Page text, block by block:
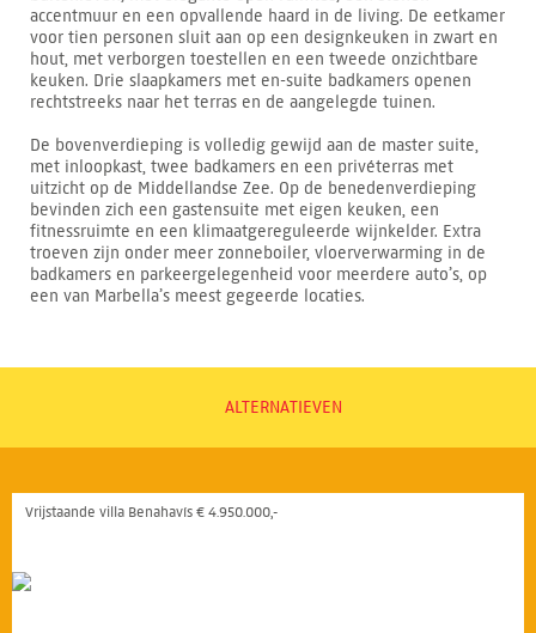
accentmuur en een opvallende haard in de living. De eetkamer
voor tien personen sluit aan op een designkeuken in zwart en
hout, met verborgen toestellen en een tweede onzichtbare
keuken. Drie slaapkamers met en-suite badkamers openen
rechtstreeks naar het terras en de aangelegde tuinen.
De bovenverdieping is volledig gewijd aan de master suite,
met inloopkast, twee badkamers en een privéterras met
uitzicht op de Middellandse Zee. Op de benedenverdieping
bevinden zich een gastensuite met eigen keuken, een
fitnessruimte en een klimaatgereguleerde wijnkelder. Extra
troeven zijn onder meer zonneboiler, vloerverwarming in de
badkamers en parkeergelegenheid voor meerdere auto’s, op
een van Marbella’s meest gegeerde locaties.
ALTERNATIEVEN
Vrijstaande villa Benahavís € 4.950.000,-